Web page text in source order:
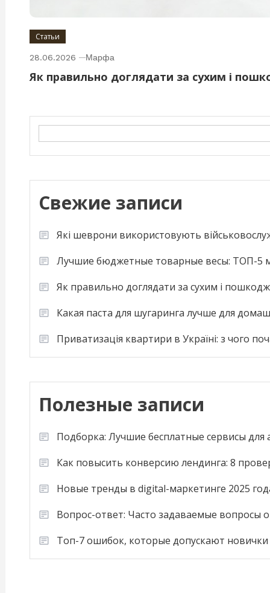
Статьи
28.06.2026 Марфа
Як правильно доглядати за сухим і
Свежие записи
Які шеврони використовують
Лучшие бюджетные товарные весы: ТОП-5
Як правильно доглядати за сухим і
Какая паста для шугаринга лучше для
Приватизація квартири в Україні: з чого
Полезные записи
Подборка: Лучшие бесплатные сервисы
Как повысить конверсию лендинга: 8
Новые тренды в digital-маркетинге 2025
Вопрос-ответ: Часто задаваемые вопросы
Топ-7 ошибок, которые допускают